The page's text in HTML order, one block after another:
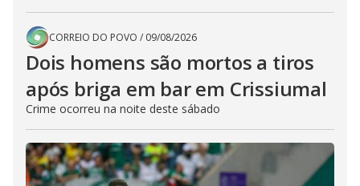
CORREIO DO POVO / 09/08/2026
Dois homens são mortos a tiros
após briga em bar em Crissiumal
Crime ocorreu na noite deste sábado